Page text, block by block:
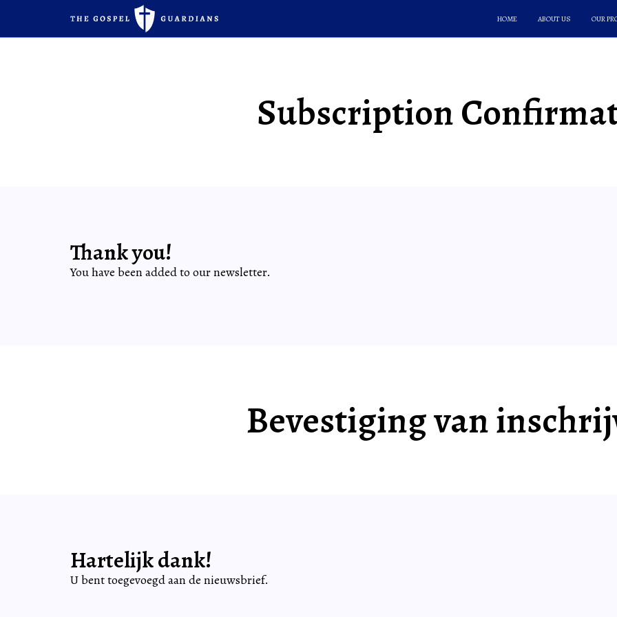
HOME ABOUT US OUR
Subscription
Thank you!
You have been added to our newsletter.
Bevestiging van
Hartelijk dank!
U bent toegevoegd aan de nieuwsbrief.